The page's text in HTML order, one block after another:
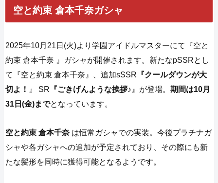
空と約束 倉本千奈ガシャ
2025年10月21日(火)より学園アイドルマスターにて『空と
約束 倉本千奈 』ガシャが開催されます。新たなpSSRとし
て『空と約束 倉本千奈』、追加sSSR 『クールダウンが大
切よ！ 』 SR 『ごきげんような挨拶♪ 』が登場。期間は10月
31日(金)までとなっています。
空と約束 倉本千奈 は恒常ガシャでの実装。今後プラチナガ
シャや各ガシャへの追加が予定されており、その際にも新
たな髪形を同時に獲得可能となるようです。